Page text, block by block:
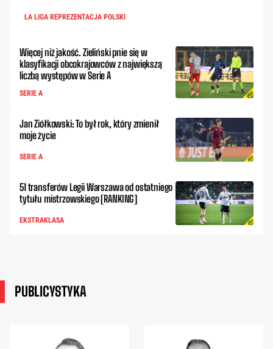
LA LIGA REPREZENTACJA POLSKI
Więcej niż jakość. Zieliński pnie się w
klasyfikacji obcokrajowców z największą
liczbą występów w Serie A
SERIE A
Jan Ziółkowski: To był rok, który zmienił
moje życie
SERIE A
51 transferów Legii Warszawa od ostatniego
tytułu mistrzowskiego [RANKING]
EKSTRAKLASA
PUBLICYSTYKA